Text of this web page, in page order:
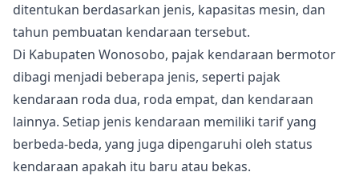
ditentukan berdasarkan jenis, kapasitas mesin, dan
tahun pembuatan kendaraan tersebut.
Di Kabupaten Wonosobo, pajak kendaraan bermotor
dibagi menjadi beberapa jenis, seperti pajak
kendaraan roda dua, roda empat, dan kendaraan
lainnya. Setiap jenis kendaraan memiliki tarif yang
berbeda-beda, yang juga dipengaruhi oleh status
kendaraan apakah itu baru atau bekas.